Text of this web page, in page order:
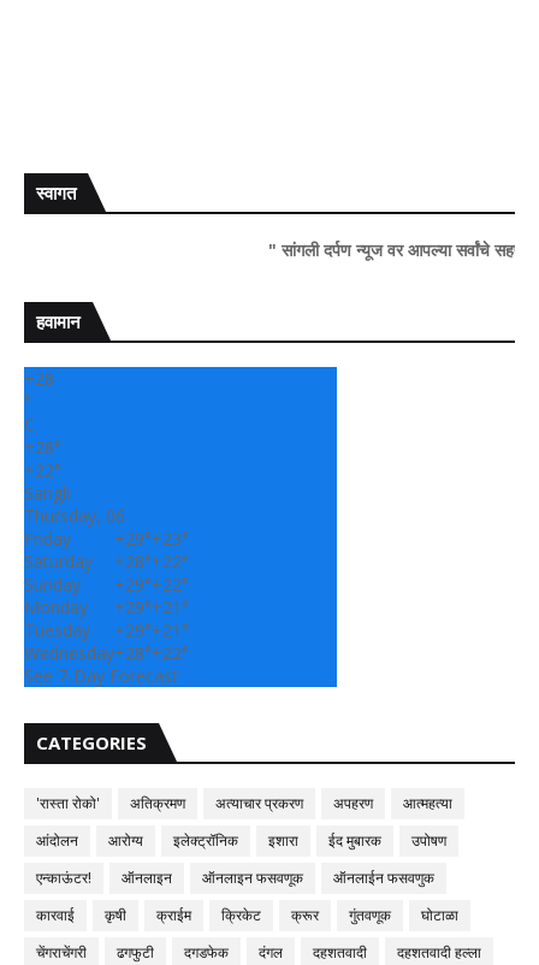
स्वागत
" सांगली दर्पण न्यूज वर आपल्या सर्वांचे सहर्ष स्वागत..!"
हवामान
+28
°
C
+28°
+22°
Sangli
Thursday, 06
Friday
+29°+23°
Saturday
+28°+22°
Sunday
+29°+22°
Monday
+29°+21°
Tuesday
+29°+21°
Wednesday+28°+22°
See 7-Day Forecast
CATEGORIES
'रास्ता रोको' अतिक्रमण अत्याचार प्रकरण अपहरण
आत्महत्या
आंदोलन
आरोग्य इलेक्ट्रॉनिक इशारा ईद मुबारक
उपोषण
एन्काऊंटर!
ऑनलाइन ऑनलाइन फसवणूक
ऑनलाईन फसवणुक
कारवाई
कृषी क्राईम क्रिकेट क्रूर गुंतवणूक
घोटाळा
चेंगराचेंगरी
ढगफुटी दगडफेक दंगल दहशतवादी
दहशतवादी हल्ला